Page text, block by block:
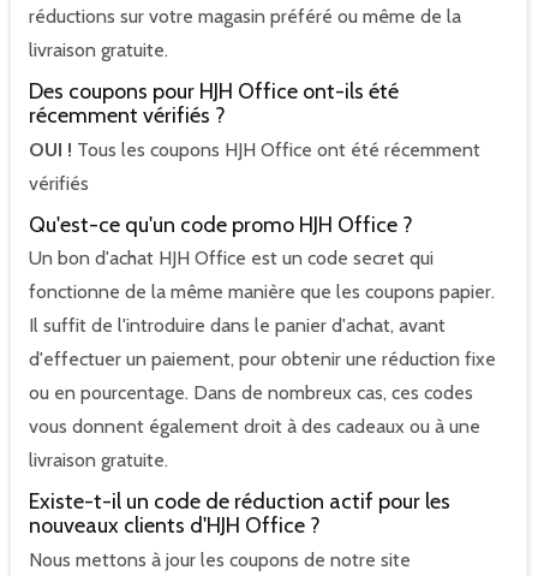
réductions sur votre magasin préféré ou même de la
livraison gratuite.
Des coupons pour HJH Office ont-ils été
récemment vérifiés ?
OUI ! Tous les coupons HJH Office ont été récemment
vérifiés
Qu'est-ce qu'un code promo HJH Office ?
Un bon d'achat HJH Office est un code secret qui
fonctionne de la même manière que les coupons papier.
Il suffit de l'introduire dans le panier d'achat, avant
d'effectuer un paiement, pour obtenir une réduction fixe
ou en pourcentage. Dans de nombreux cas, ces codes
vous donnent également droit à des cadeaux ou à une
livraison gratuite.
Existe-t-il un code de réduction actif pour les
nouveaux clients d'HJH Office ?
Nous mettons à jour les coupons de notre site